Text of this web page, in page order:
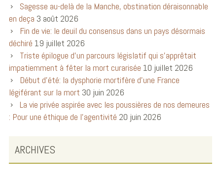
Sagesse au-delà de la Manche, obstination déraisonnable
en deça 3 août 2026
Fin de vie: le deuil du consensus dans un pays désormais
déchiré 19 juillet 2026
Triste épilogue d’un parcours législatif qui s’apprêtait
impatiemment à fêter la mort curarisée 10 juillet 2026
Début d’été: la dysphorie mortifère d’une France
légiférant sur la mort 30 juin 2026
La vie privée aspirée avec les poussières de nos demeures
: Pour une éthique de l’agentivité 20 juin 2026
ARCHIVES